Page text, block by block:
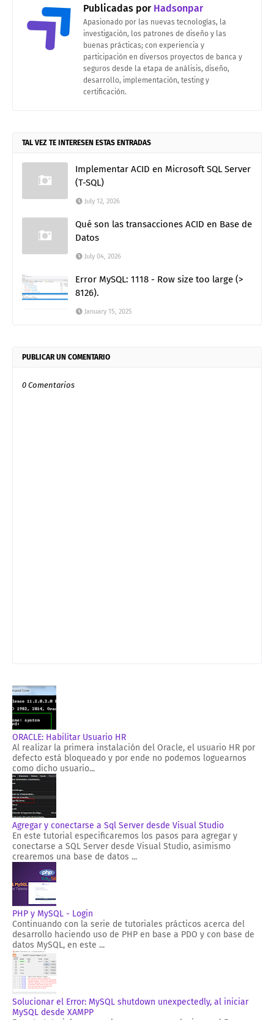
Publicadas porHadsonpar
Apasionado por las nuevas tecnologías, la
investigación, los patrones de diseño y las
buenas prácticas; con experiencia y
participación en diversos proyectos de banca y
seguros desde la etapa de análisis, diseño,
desarrollo, implementación, testing y
certificación.
TAL VEZ TE INTERESEN ESTAS ENTRADAS
Implementar ACID en Microsoft SQL Server
(T-SQL)
July 12, 2026
Qué son las transacciones ACID en Base de
Datos
July 04, 2026
Error MySQL: 1118 - Row size too large (>
8126).
January 15, 2025
PUBLICAR UN COMENTARIO
0 Comentarios
ORACLE: Habilitar Usuario HR
Al realizar la primera instalación del Oracle, el usuario HR por
defecto está bloqueado y por ende no podemos loguearnos
como dicho usuario...
Agregar y conectarse a Sql Server desde Visual Studio
En este tutorial especificaremos los pasos para agregar y
conectarse a SQL Server desde Visual Studio, asimismo
crearemos una base de datos ...
PHP y MySQL - Login
Continuando con la serie de tutoriales prácticos acerca del
desarrollo haciendo uso de PHP en base a PDO y con base de
datos MySQL, en este ...
Solucionar el Error: MySQL shutdown unexpectedly, al iniciar
MySQL desde XAMPP